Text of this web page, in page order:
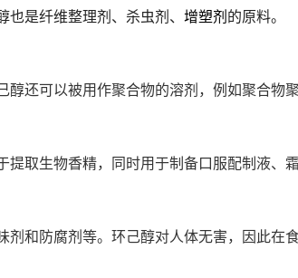
也是纤维整理剂、杀虫剂、 增塑剂 的原料。
还可以被用作聚合物的溶剂，例如聚合物
取生物香精，同时用于制备口服配制液、
和防腐剂等。环己醇对人体无害，因此在